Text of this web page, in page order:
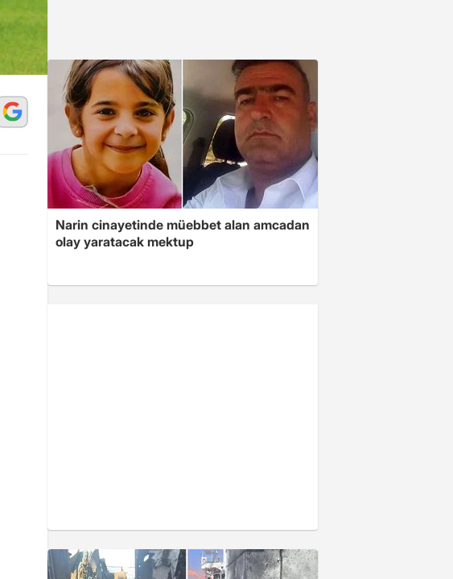
Narin cinayetinde müebbet alan amcadan
olay yaratacak mektup